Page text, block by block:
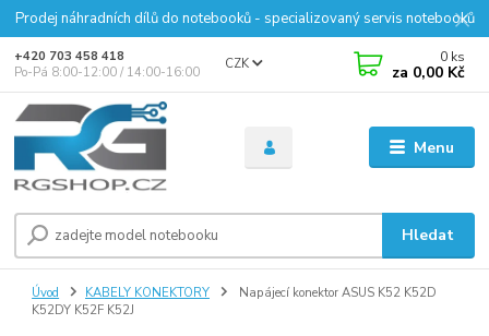
Prodej náhradních dílů do notebooků - specializovaný servis notebooků
Menu
CZK
Hledat
+420 703 458 418
Po-Pá 8:00-12:00 / 14:00-16:00
0 ks
za 0,00 Kč
Úvod KABELY KONEKTORY
Napájecí konektor ASUS K52 K52D
K52DY K52F K52J